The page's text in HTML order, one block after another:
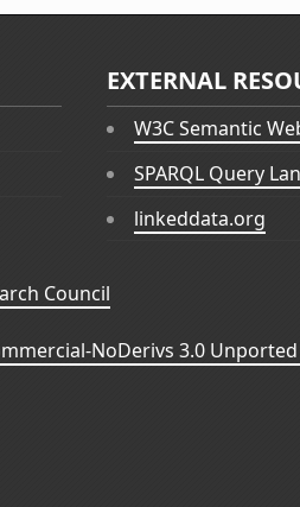
EXTERNAL
W3C Semantic
SPARQL Query
linkeddata.org
Council
NoDerivs 3.0 Unported